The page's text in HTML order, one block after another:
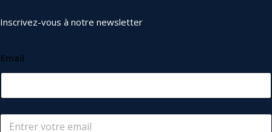
Inscrivez-vous à notre newsletter
Email